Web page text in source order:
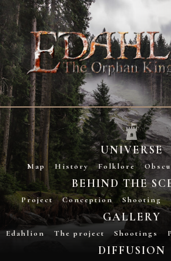
UNIVERSE
Map History Folklore
BEHIND THE
Project Conception Shooting
GALLERY
Edahlion The project Shootings
DIFFUSION